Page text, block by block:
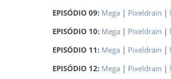
EPISÓDIO 09: Mega | Pixeldrain |
EPISÓDIO 10: Mega | Pixeldrain |
EPISÓDIO 11: Mega | Pixeldrain |
EPISÓDIO 12: Mega | Pixeldrain |